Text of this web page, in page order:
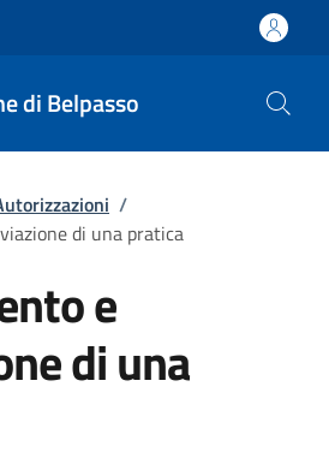
di Belpasso
/
di una pratica
e
di una